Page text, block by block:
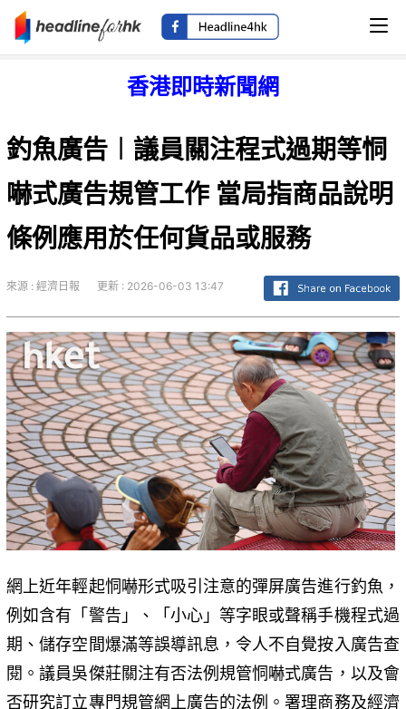
香港即時新聞網
釣魚廣告︱議員關注程式過期等恫
嚇式廣告規管工作 當局指商品說明
條例應用於任何貨品或服務
來源 : 經濟日報 更新 : 2026-06-03 13:47
網上近年輕起恫嚇形式吸引注意的彈屏廣告進行釣魚，
例如含有「警告」、「小心」等字眼或聲稱手機程式過
期、儲存空間爆滿等誤導訊息，令人不自覺按入廣告查
閱。議員吳傑莊關注有否法例規管恫嚇式廣告，以及會
否研究訂立專門規管網上廣告的法例。署理商務及經濟